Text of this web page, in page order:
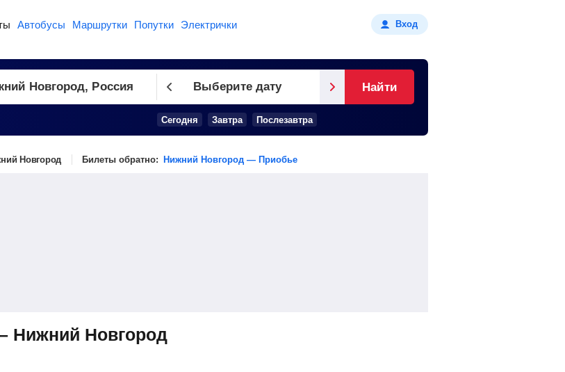
Автобусы Маршрутки Попутки Электрички Вход
Выберите дату
Сегодня Завтра Послезавтра
Найти
Новгород Билеты обратно: Нижний Новгород — Приобье
Нижний Новгород